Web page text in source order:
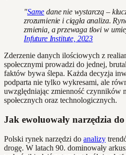
"Same dane nie wystarczą –
zrozumienie i ciągła analiza.
zmienia, a przewaga tkwi w
Infuture Institute, 2023
Zderzenie danych ilościowych z
społecznymi prowadzi do jednej,
faktów bywa ślepa. Każda decyzja
podparta nie tylko wykresami, ale
uwzględniając zmienność czynników
społecznych oraz technologicznych.
Jak ewoluowały narzędzia
Polski rynek narzędzi do analizy
drogę. W latach 90. dominowały